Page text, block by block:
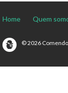
Home Quem
© 2026